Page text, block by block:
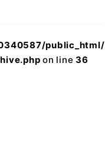
public_html/
on line36